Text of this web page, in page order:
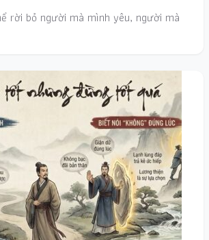
rời bỏ người mà mình yêu, người mà